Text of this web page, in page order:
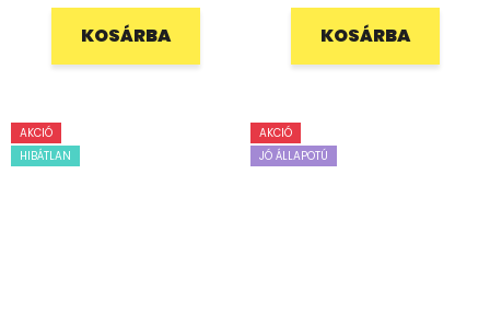
KOSÁRBA KOSÁRBA
AKCIÓ
HIBÁTLAN
AKCIÓ
JÓ ÁLLAPOTÚ